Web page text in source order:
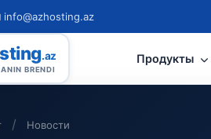
info@azhosting.az
.az
BRENDI
Продукты
/ Новости